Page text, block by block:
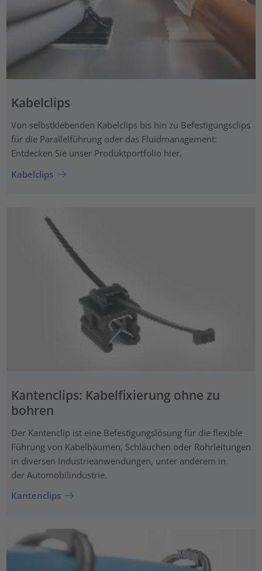
Kabelclips
Von selbstklebenden Kabelclips bis hin zu Befestigungsclips
für die Parallelführung oder das Fluidmanagement:
Entdecken Sie unser Produktportfolio hier.
Kabelclips
Kantenclips: Kabelfixierung ohne zu
bohren
Der Kantenclip ist eine Befestigungslösung für die flexible
Führung von Kabelbäumen, Schläuchen oder Rohrleitungen
in diversen Industrieanwendungen, unter anderem in
der Automobilindustrie.
Kantenclips